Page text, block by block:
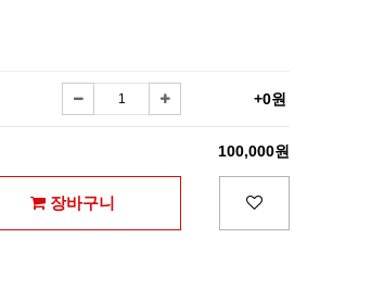
+0원
100,000원
장바구니